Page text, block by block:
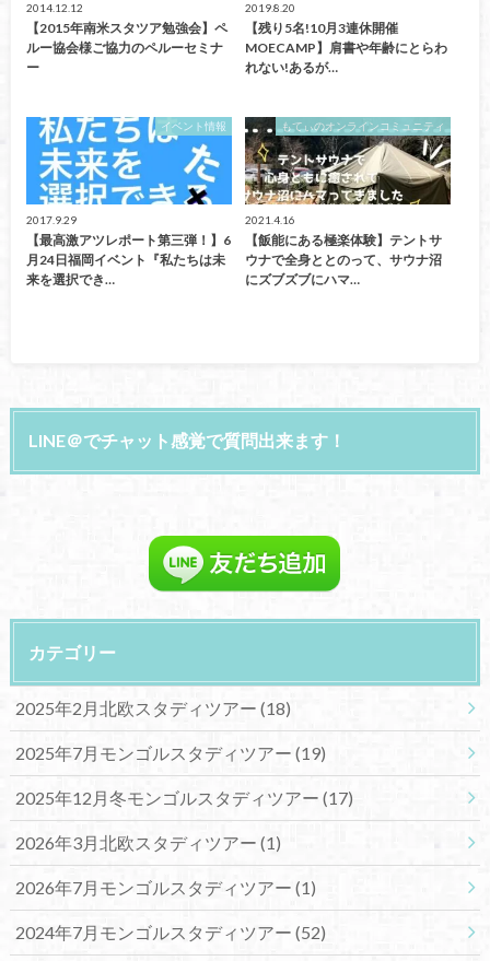
2014.12.12
【2015年南米スタツア勉強会】ペ
ルー協会様ご協力のペルーセミナ
ー
2019.8.20
【残り5名!10月3連休開催
MOECAMP】肩書や年齢にとらわ
れない!あるが…
イベント情報
2017.9.29
【最高激アツレポート第三弾！】6
月24日福岡イベント『私たちは未
来を選択でき…
もてぃのオンラインコミュニティ
2021.4.16
【飯能にある極楽体験】テントサ
ウナで全身ととのって、サウナ沼
にズブズブにハマ…
LINE＠でチャット感覚で質問出来ます！
カテゴリー
2025年2月北欧スタディツアー (18)
2025年7月モンゴルスタディツアー (19)
2025年12月冬モンゴルスタディツアー (17)
2026年3月北欧スタディツアー (1)
2026年7月モンゴルスタディツアー (1)
2024年7月モンゴルスタディツアー (52)